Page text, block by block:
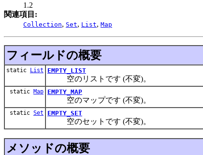
1.2
関連項目:
Collection, Set, List, Map
フィールドの概要
static List EMPTY_LIST
空のリストです (不変)。
static Map EMPTY_MAP
空のマップです (不変)。
static Set EMPTY_SET
空のセットです (不変)。
メソッドの概要